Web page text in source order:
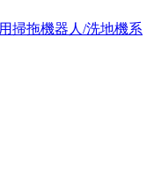
掃拖機器人/洗地機系